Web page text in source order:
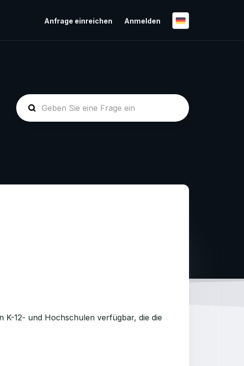
Anfrage einreichen Anmelden
K-12- und Hochschulen verfügbar, die die